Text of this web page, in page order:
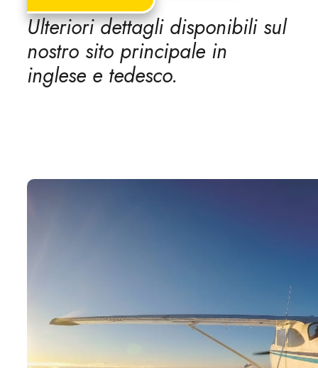
Ulteriori dettagli disponibili sul
nostro sito principale in
inglese e tedesco.